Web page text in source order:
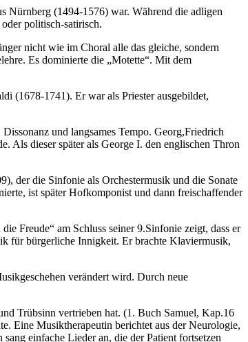
Nürnberg (1494-1576) war. Während die adligen
politisch-satirisch.
nicht wie im Choral alle das gleiche, sondern
Es dominierte die „Motette“. Mit dem
(1678-1741). Er war als Priester ausgebildet,
und langsames Tempo. Georg,Friedrich
Als dieser später als George I. den englischen Thron
der die Sinfonie als Orchestermusik und die Sonate
ist später Hofkomponist und dann freischaffender
Freude“ am Schluss seiner 9.Sinfonie zeigt, dass er
für bürgerliche Innigkeit. Er brachte Klaviermusik,
verändert wird. Durch neue
Trübsinn vertrieben hat. (1. Buch Samuel, Kap.16
Eine Musiktherapeutin berichtet aus der Neurologie,
einfache Lieder an, die der Patient fortsetzen